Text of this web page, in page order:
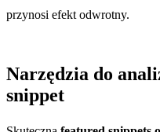
przynosi efekt odwrotny.
Narzędzia do
snippet